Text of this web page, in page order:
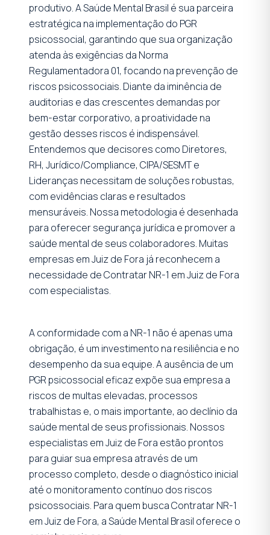
produtivo. A Saúde Mental Brasil é sua parceira
estratégica na implementação do PGR
psicossocial, garantindo que sua organização
atenda às exigências da Norma
Regulamentadora 01, focando na prevenção de
riscos psicossociais. Diante da iminência de
auditorias e das crescentes demandas por
bem-estar corporativo, a proatividade na
gestão desses riscos é indispensável.
Entendemos que decisores como Diretores,
RH, Jurídico/Compliance, CIPA/SESMT e
Lideranças necessitam de soluções robustas,
com evidências claras e resultados
mensuráveis. Nossa metodologia é desenhada
para oferecer segurança jurídica e promover a
saúde mental de seus colaboradores. Muitas
empresas em Juiz de Fora já reconhecem a
necessidade de Contratar NR-1 em Juiz de Fora
com especialistas.
A conformidade com a NR-1 não é apenas uma
obrigação, é um investimento na resiliência e no
desempenho da sua equipe. A ausência de um
PGR psicossocial eficaz expõe sua empresa a
riscos de multas elevadas, processos
trabalhistas e, o mais importante, ao declínio da
saúde mental de seus profissionais. Nossos
especialistas em Juiz de Fora estão prontos
para guiar sua empresa através de um
processo completo, desde o diagnóstico inicial
até o monitoramento contínuo dos riscos
psicossociais. Para quem busca Contratar NR-1
em Juiz de Fora, a Saúde Mental Brasil oferece o